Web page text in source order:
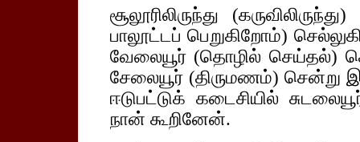
சூலூரிலிருந்து
பாலூட்டப் பெறுகிறோம்)
வேலையூர் (தொழில் செய்தல்)
சேலையூர் (திருமணம்) சென்று
ஈடுபட்டுக் கடைசியில்
நான் கூறினேன்.